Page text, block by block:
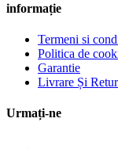
informație
Termeni si
Politica de
Garantie
Livrare Și
Urmați-ne